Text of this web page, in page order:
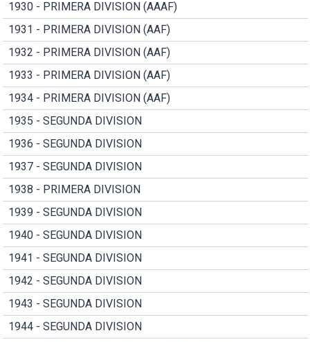
1930 - PRIMERA DIVISION (AAAF)
1931 - PRIMERA DIVISION (AAF)
1932 - PRIMERA DIVISION (AAF)
1933 - PRIMERA DIVISION (AAF)
1934 - PRIMERA DIVISION (AAF)
1935 - SEGUNDA DIVISION
1936 - SEGUNDA DIVISION
1937 - SEGUNDA DIVISION
1938 - PRIMERA DIVISION
1939 - SEGUNDA DIVISION
1940 - SEGUNDA DIVISION
1941 - SEGUNDA DIVISION
1942 - SEGUNDA DIVISION
1943 - SEGUNDA DIVISION
1944 - SEGUNDA DIVISION